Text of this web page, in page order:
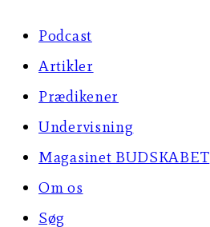
Podcast
Artikler
Prædikener
Undervisning
Magasinet BUDSKABET
Om os
Søg